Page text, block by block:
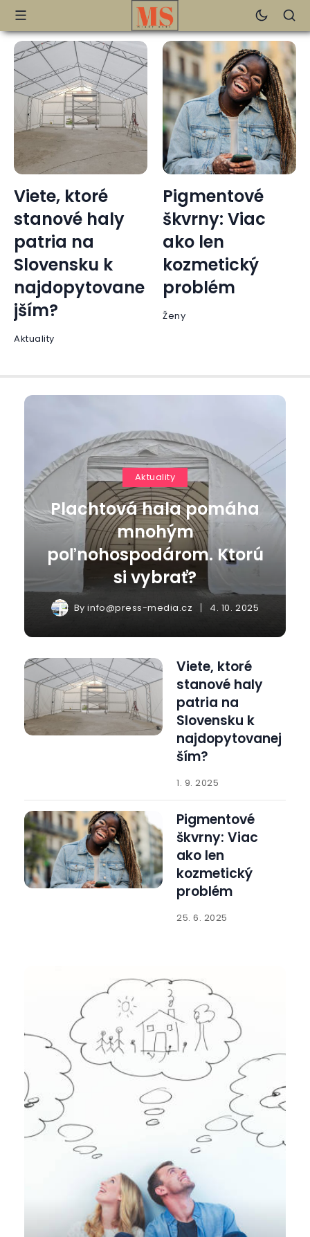
Viete, ktoré
stanové haly
patria na
Slovensku k
najdopytovane
jším?
Aktuality
Pigmentové
škvrny: Viac
ako len
kozmetický
problém
Ženy
Aktuality
Plachtová hala pomáha
mnohým
poľnohospodárom. Ktorú
si vybrať?
Byinfo@press-media.cz 4. 10. 2025
Viete, ktoré
stanové haly
patria na
Slovensku k
najdopytovanej
ším?
1. 9. 2025
Pigmentové
škvrny: Viac
ako len
kozmetický
problém
25. 6. 2025